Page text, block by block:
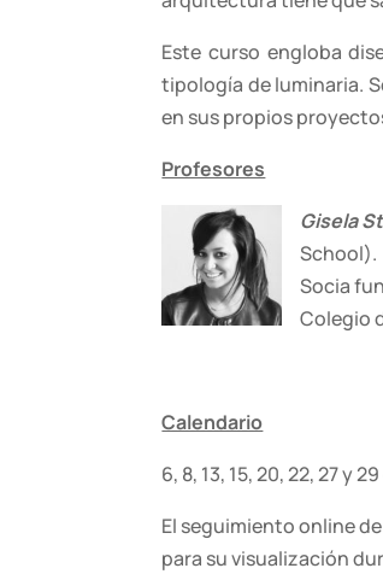
Este curso engloba
tipología de luminaria.
en sus propios
Profesores
Gisela
School).
Socia
Colegio
Calendario
6, 8, 13, 15, 20, 22, 27 y
El seguimiento online
para su visualización